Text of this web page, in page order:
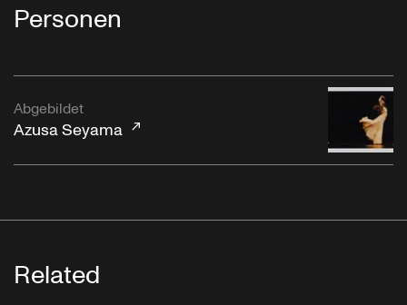
Personen
Abgebildet
Azusa Seyama
Related